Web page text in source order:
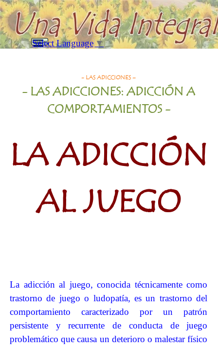
Vaya al Contenido
Saltar menú
Select Language ▼
Buscar
- LAS ADICCIONES –
- LAS ADICCIONES: ADICCIÓN A
COMPORTAMIENTOS -
LA ADICCIÓN
AL JUEGO
La adicción al juego, conocida técnicamente como
trastorno de juego o ludopatía, es un trastorno del
comportamiento caracterizado por un patrón
persistente y recurrente de conducta de juego
problemático que causa un deterioro o malestar físico